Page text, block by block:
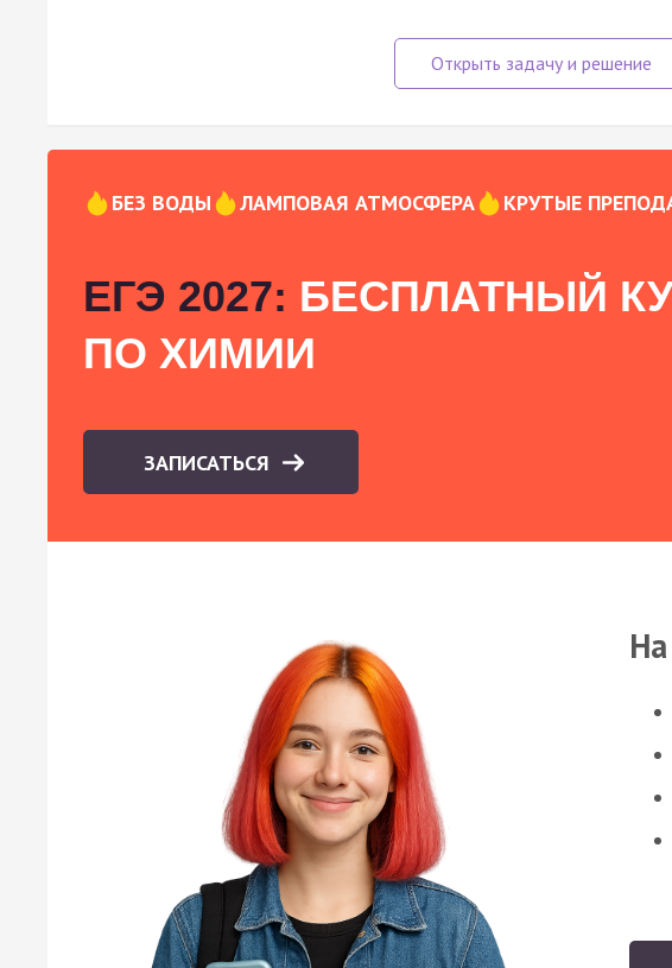
БЕЗ ВОДЫ ЛАМПОВАЯ АТМОСФЕРА КРУТЫЕ
ЕГЭ 2027: БЕСПЛАТНЫЙ
ПО ХИМИИ
ЗАПИСАТЬСЯ